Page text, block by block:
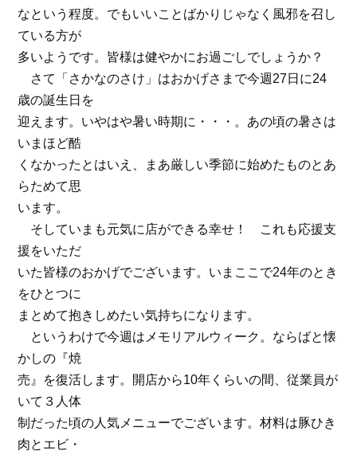
なという程度。でもいいことばかりじゃなく風邪を召し
ている方が
多いようです。皆様は健やかにお過ごしでしょうか？
さて「さかなのさけ」はおかげさまで今週27日に24
歳の誕生日を
迎えます。いやはや暑い時期に・・・。あの頃の暑さは
いまほど酷
くなかったとはいえ、まあ厳しい季節に始めたものとあ
らためて思
います。
そしていまも元気に店ができる幸せ！ これも応援支
援をいただ
いた皆様のおかげでございます。いまここで24年のとき
をひとつに
まとめて抱きしめたい気持ちになります。
というわけで今週はメモリアルウィーク。ならばと懐
かしの『焼
売』を復活します。開店から10年くらいの間、従業員が
いて３人体
制だった頃の人気メニューでございます。材料は豚ひき
肉とエビ・